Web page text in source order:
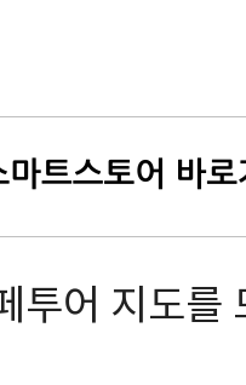
투어 지도를